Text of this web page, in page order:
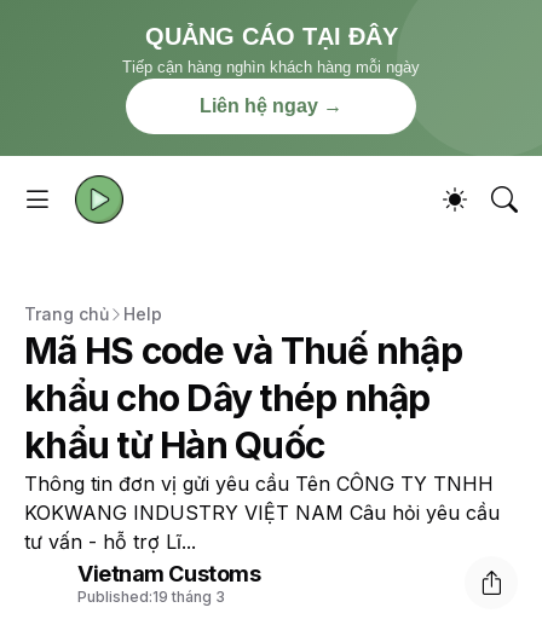
QUẢNG CÁO TẠI ĐÂY
Tiếp cận hàng nghìn khách hàng mỗi ngày
Liên hệ ngay →
Trang chủ Help
Mã HS code và Thuế nhập
khẩu cho Dây thép nhập
khẩu từ Hàn Quốc
Thông tin đơn vị gửi yêu cầu Tên CÔNG TY TNHH
KOKWANG INDUSTRY VIỆT NAM Câu hỏi yêu cầu
tư vấn - hỗ trợ Lĩ...
Vietnam Customs
Published:19 tháng 3